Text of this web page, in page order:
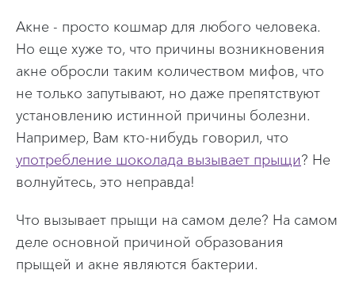
Главная
Info menu
Акне - просто кошмар для любого человека.
Но еще хуже то, что причины возникновения
акне обросли таким количеством мифов, что
не только запутывают, но даже препятствуют
установлению истинной причины болезни.
Например, Вам кто-нибудь говорил, что
употребление шоколада вызывает прыщи? Не
волнуйтесь, это неправда!
Что вызывает прыщи на самом деле? На самом
деле основной причиной образования
прыщей и акне являются бактерии.